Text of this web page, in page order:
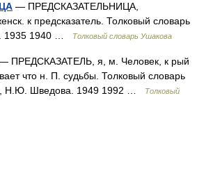
— ПРЕДСКАЗАТЕЛЬНИЦА,
к предсказатель. Толковый словарь
1935 1940 …
Толковый словарь Ушакова
ПРЕДСКАЗАТЕЛЬ, я, м. Человек, к рый
что н. П. судьбы. Толковый словарь
Н.Ю. Шведова. 1949 1992 …
Толковый